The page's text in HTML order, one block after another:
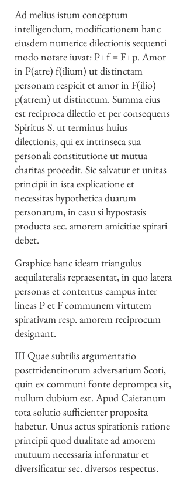
Ad melius istum conceptum
intelligendum, modificationem hanc
eiusdem numerice dilectionis sequenti
modo notare iuvat: P+f = F+p. Amor
in P(atre) f(ilium) ut distinctam
personam respicit et amor in F(ilio)
p(atrem) ut distinctum. Summa eius
est reciproca dilectio et per consequens
Spiritus S. ut terminus huius
dilectionis, qui ex intrinseca sua
personali constitutione ut mutua
charitas procedit. Sic salvatur et unitas
principii in ista explicatione et
necessitas hypothetica duarum
personarum, in casu si hypostasis
producta sec. amorem amicitiae spirari
debet.
Graphice hanc ideam triangulus
aequilateralis repraesentat, in quo latera
personas et contentus campus inter
lineas P et F communem virtutem
spirativam resp. amorem reciprocum
designant.
III Quae subtilis argumentatio
posttridentinorum adversarium Scoti,
quin ex communi fonte deprompta sit,
nullum dubium est. Apud Caietanum
tota solutio sufficienter proposita
habetur. Unus actus spirationis ratione
principii quod dualitate ad amorem
mutuum necessaria informatur et
diversificatur sec. diversos respectus.